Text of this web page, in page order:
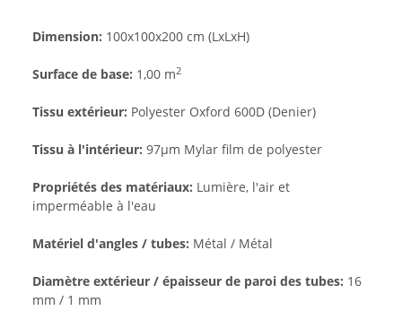
Dimension: 100x100x200 cm (LxLxH)
Surface de base: 1,00 m2
Tissu extérieur: Polyester Oxford 600D (Denier)
Tissu à l'intérieur: 97µm Mylar film de polyester
Propriétés des matériaux: Lumière, l'air et
imperméable à l'eau
Matériel d'angles / tubes: Métal / Métal
Diamètre extérieur / épaisseur de paroi des tubes: 16
mm / 1 mm